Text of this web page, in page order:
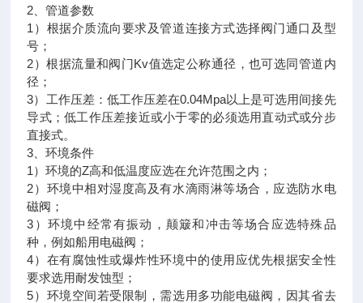
2、管道参数
1）根据介质流向要求及管道连接方式选择阀门通口及型
号；
2）根据流量和阀门Kv值选定公称通径，也可选同管道内
径；
3）工作压差：低工作压差在0.04Mpa以上是可选用间接先
导式；低工作压差接近或小于零的必须选用直动式或分步
直接式。
3、环境条件
1）环境的Z高和低温度应选在允许范围之内；
2）环境中相对湿度高及有水滴雨淋等场合，应选防水电
磁阀；
3）环境中经常有振动，颠簸和冲击等场合应选特殊品
种，例如船用电磁阀；
4）在有腐蚀性或爆炸性环境中的使用应优先根据安全性
要求选用耐发蚀型；
5）环境空间若受限制，需选用多功能电磁阀，因其省去